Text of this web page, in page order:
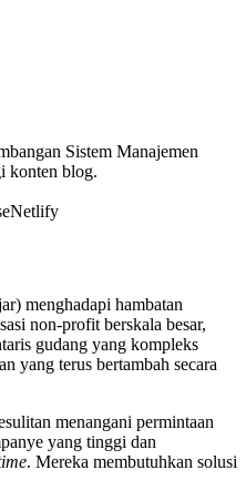
Sistem Manajemen
konten blog.
Netlify
menghadapi hambatan
non-profit berskala besar,
gudang yang kompleks
yang terus bertambah secara
menangani permintaan
yang tinggi dan
. Mereka membutuhkan solusi